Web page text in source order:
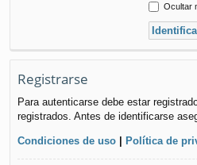
Ocultar
Registrarse
Para autenticarse debe estar
registrados. Antes de identificarse
Condiciones de uso | Política de